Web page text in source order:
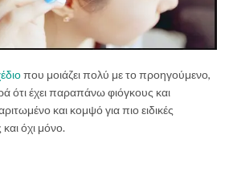
που μοιάζει πολύ με το προηγούμενο,
ότι έχει παραπάνω φιόγκους και
και κομψό για πιο ειδικές
όχι μόνο.